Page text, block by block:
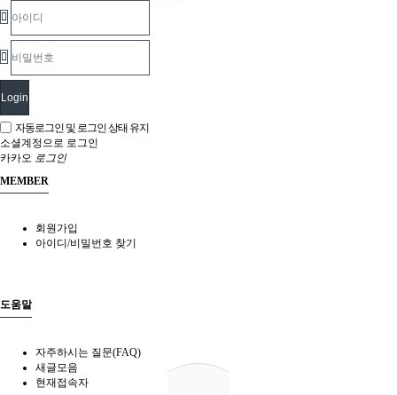
Login
자동로그인 및 로그인 상태 유지
소셜계정으로 로그인
카카오 로그인
MEMBER
회원가입
아이디/비밀번호 찾기
도움말
자주하시는 질문(FAQ)
새글모음
현재접속자